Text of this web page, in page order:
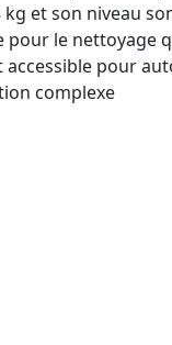
et son niveau
pour le nettoyage
accessible pour
complexe